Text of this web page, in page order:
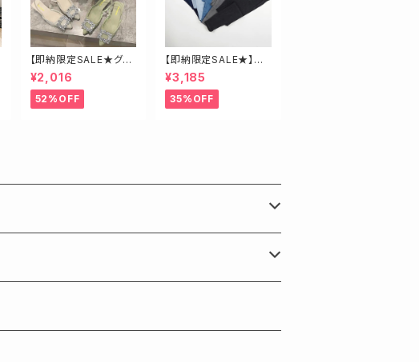
【即納限定SALE★グリ
ーン23.5】ビジューミュ
ール
¥2,016
52%OFF
【即納限定SALE★】超
ストレッチ！ハイウエスト
スキニーデニム 細身
さんにオススメ♡
¥3,185
35%OFF